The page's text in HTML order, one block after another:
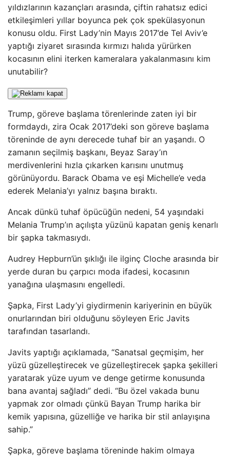
yıldızlarının kazançları arasında, çiftin rahatsız edici
etkileşimleri yıllar boyunca pek çok spekülasyonun
konusu oldu. First Lady’nin Mayıs 2017’de Tel Aviv’e
yaptığı ziyaret sırasında kırmızı halıda yürürken
kocasının elini iterken kameralara yakalanmasını kim
unutabilir?
Trump, göreve başlama törenlerinde zaten iyi bir
formdaydı, zira Ocak 2017’deki son göreve başlama
töreninde de aynı derecede tuhaf bir an yaşandı. O
zamanın seçilmiş başkanı, Beyaz Saray’ın
merdivenlerini hızla çıkarken karısını unutmuş
görünüyordu. Barack Obama ve eşi Michelle’e veda
ederek Melania’yı yalnız başına bıraktı.
Ancak dünkü tuhaf öpücüğün nedeni, 54 yaşındaki
Melania Trump’ın açılışta yüzünü kapatan geniş kenarlı
bir şapka takmasıydı.
Audrey Hepburn’ün şıklığı ile ilginç Cloche arasında bir
yerde duran bu çarpıcı moda ifadesi, kocasının
yanağına ulaşmasını engelledi.
Şapka, First Lady’yi giydirmenin kariyerinin en büyük
onurlarından biri olduğunu söyleyen Eric Javits
tarafından tasarlandı.
Javits yaptığı açıklamada, “Sanatsal geçmişim, her
yüzü güzelleştirecek ve güzelleştirecek şapka şekilleri
yaratarak yüze uyum ve denge getirme konusunda
bana avantaj sağladı” dedi. “Bu özel vakada bunu
yapmak zor olmadı çünkü Bayan Trump harika bir
kemik yapısına, güzelliğe ve harika bir stil anlayışına
sahip.”
Şapka, göreve başlama töreninde hakim olmaya